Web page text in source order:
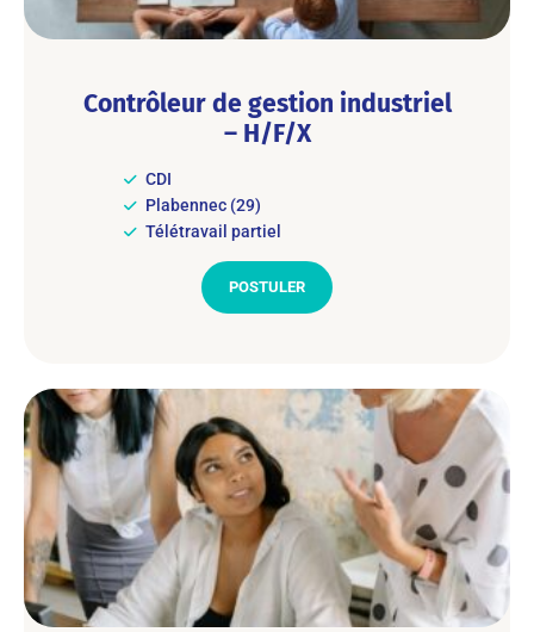
Contrôleur de gestion industriel
– H/F/X
CDI
Plabennec (29)
Télétravail partiel
POSTULER